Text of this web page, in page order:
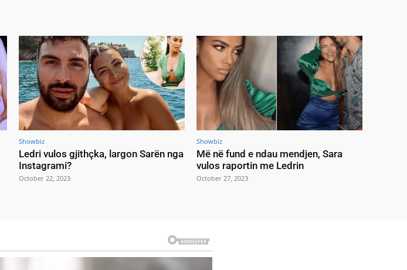
Showbiz
Ledri vulos gjithçka, largon Sarën nga
Instagrami?
October 22, 2023
Showbiz
Më në fund e ndau mendjen, Sara
vulos raportin me Ledrin
October 27, 2023